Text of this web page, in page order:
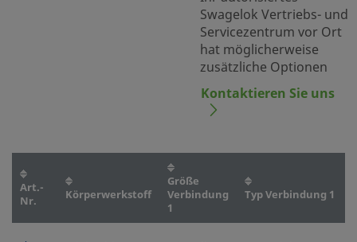
Swagelok Vertriebs- und
Servicezentrum vor Ort
hat möglicherweise
zusätzliche Optionen
Kontaktieren Sie uns
Art.-
Nr.
Körperwerkstoff
Größe
Verbindung
1
Typ Verbindung 1